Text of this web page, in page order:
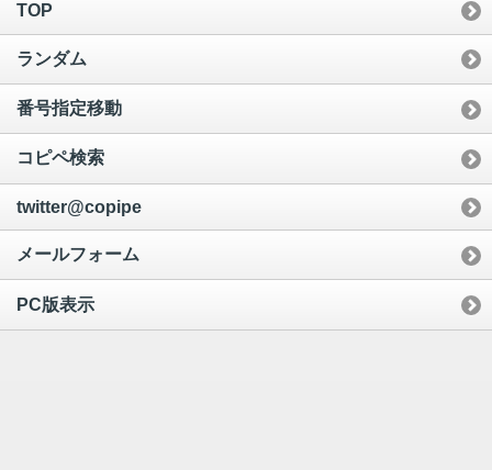
TOP
ランダム
番号指定移動
コピペ検索
twitter@copipe
メールフォーム
PC版表示